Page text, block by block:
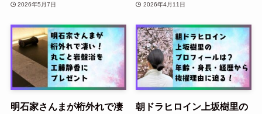
2026年5月7日 2026年4月11日
明石家さんまが桁外れで凄
朝ドラヒロイン上坂樹里の